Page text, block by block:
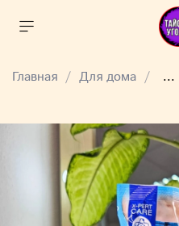
Главная Для дома ...